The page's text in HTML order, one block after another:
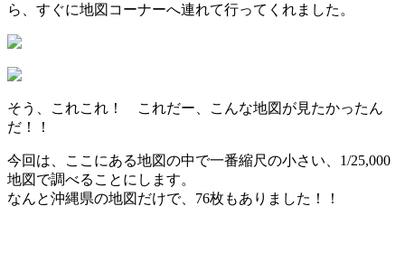
ら、すぐに地図コーナーへ連れて行ってくれました。
そう、これこれ！ これだー、こんな地図が見たかったん
だ！！
今回は、ここにある地図の中で一番縮尺の小さい、1/25,000
地図で調べることにします。
なんと沖縄県の地図だけで、76枚もありました！！